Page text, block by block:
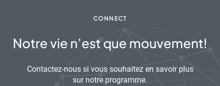
CONNECT
Notre vie n’est que mouvement!
Contactez-nous si vous souhaitez en savoir plus
sur notre programme.